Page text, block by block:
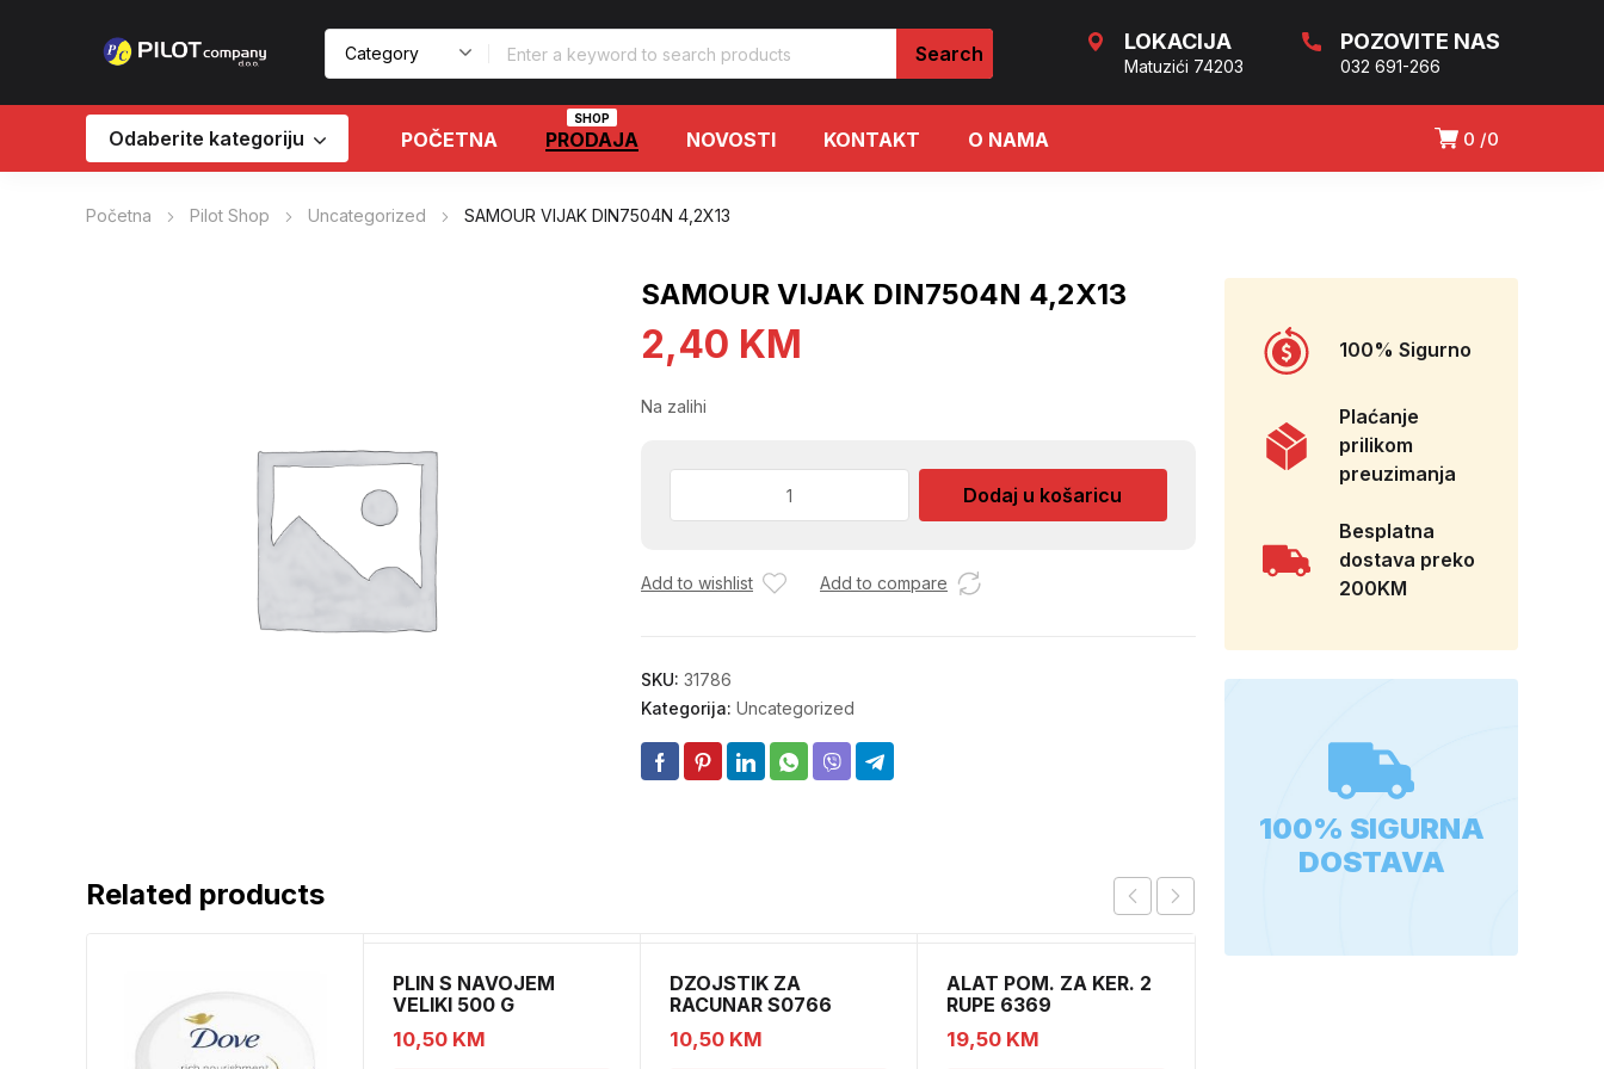
LOKACIJA
Matuzići 74203
POZOVITE NAS
032 691-266
0 0
Odaberite kategoriju POČETNA PRODAJA
SHOP
NOVOSTI KONTAKT O NAMA
Početna Pilot Shop Uncategorized SAMOUR VIJAK DIN7504N 4,2X13
SAMOUR VIJAK DIN7504N 4,2X13
2,40 KM
Na zalihi
količina
Dodaj u košaricu
Add to wishlist Add to compare
SKU: 31786
Kategorija: Uncategorized
Related products
PLIN S NAVOJEM
VELIKI 500 G
10,50 KM
DZOJSTIK ZA
RACUNAR S0766
01011540
10,50 KM
ALAT POM. ZA KER. 2
RUPE 6369
19,50 KM
100% Sigurno
Plaćanje
prilikom
preuzimanja
Besplatna
dostava preko
200KM
100% SIGURNA
DOSTAVA